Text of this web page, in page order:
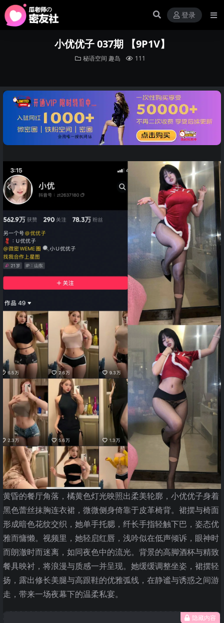
登录
小优优子 037期 【9P1V】
秘语空间 趣岛 111
黄昏的餐厅角落，橘黄色灯光映照出柔美轮廓，小优优子身着
黑色蕾丝抹胸连衣裙，微微侧身倚靠于皮革椅背。裙摆与椅面
形成暗色花纹交织，她单手托腮，纤长手指轻触下巴，姿态优
雅而慵懒。视频里，她轻启红唇，浅吟似在低声倾诉，眼神时
而朗澈时而迷离，如同夜色中的流光。背景的高脚酒杯与精致
餐具映衬，将浪漫与质感一并呈现。她缓缓调整坐姿，裙摆轻
扬，露出修长美腿与高跟鞋的优雅弧线，在静谧与诱惑之间游
走，带来一场夜幕下的温柔私宴。
隐藏内容